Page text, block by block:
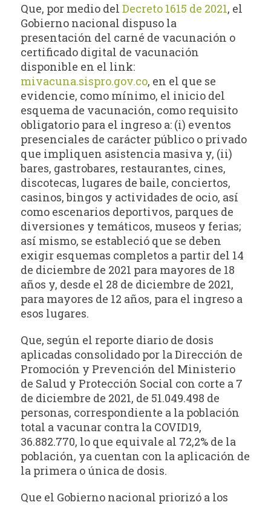
Que, por medio delDecreto 1615 de 2021, el
Gobierno nacional dispuso la
presentación del carné de vacunación o
certificado digital de vacunación
disponible en el link:
mivacuna.sispro.gov.co, en el que se
evidencie, como mínimo, el inicio del
esquema de vacunación, como requisito
obligatorio para el ingreso a: (i) eventos
presenciales de carácter público o privado
que impliquen asistencia masiva y, (ii)
bares, gastrobares, restaurantes, cines,
discotecas, lugares de baile, conciertos,
casinos, bingos y actividades de ocio, así
como escenarios deportivos, parques de
diversiones y temáticos, museos y ferias;
así mismo, se estableció que se deben
exigir esquemas completos a partir del 14
de diciembre de 2021 para mayores de 18
años y, desde el 28 de diciembre de 2021,
para mayores de 12 años, para el ingreso a
esos lugares.
Que, según el reporte diario de dosis
aplicadas consolidado por la Dirección de
Promoción y Prevención del Ministerio
de Salud y Protección Social con corte a 7
de diciembre de 2021, de 51.049.498 de
personas, correspondiente a la población
total a vacunar contra la COVID19,
36.882.770, lo que equivale al 72,2% de la
población, ya cuentan con la aplicación de
la primera o única de dosis.
Que el Gobierno nacional priorizó a los